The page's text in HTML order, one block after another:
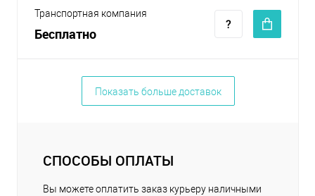
Транспортная компания
Бесплатно
Показать больше доставок
СПОСОБЫ ОПЛАТЫ
Вы можете оплатить заказ курьеру наличными